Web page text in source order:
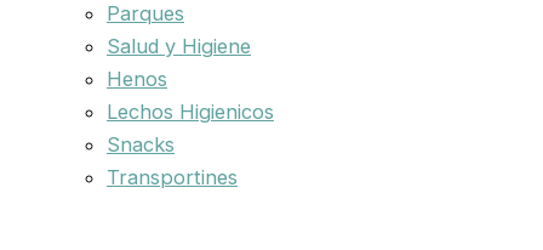
Parques
Salud y Higiene
Henos
Lechos Higienicos
Snacks
Transportines